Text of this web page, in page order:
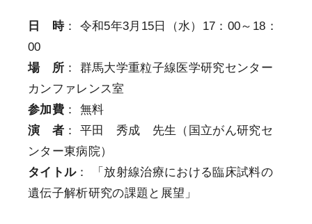
日 時： 令和5年3月15日（水）17：00～18：
00
場 所 ： 群馬大学重粒子線医学研究センター
カンファレンス室
参加費 ： 無料
演 者 ： 平田 秀成 先生（国立がん研究セ
ンター東病院）
タイトル： 「放射線治療における臨床試料の
遺伝子解析研究の課題と展望」